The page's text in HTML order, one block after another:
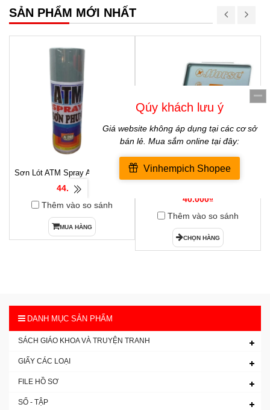
SẢN PHẨM MỚI NHẤT
Sơn Lót ATM Spray A266( Xám )
44.000₫
Thêm vào so sánh
MUA HÀNG
Hộp Dấu Kim Loại Horse H-03
40.000₫
Thêm vào so sánh
CHỌN HÀNG
DANH MỤC SẢN PHẨM
SÁCH GIÁO KHOA VÀ TRUYỆN TRANH
GIẤY CÁC LOẠI
FILE HỒ SƠ
SỔ - TẬP